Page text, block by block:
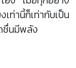
านี้ก็เท่ากับเป็น
ชื่นมีพลัง